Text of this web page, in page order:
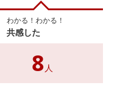
わかる！わかる！
共感した
8 人